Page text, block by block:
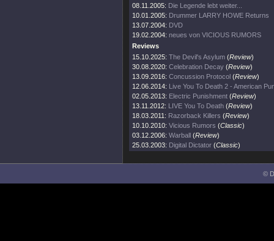
08.11.2005: Die Legende lebt weiter...
10.01.2005: Drummer LARRY HOWE Returns
13.07.2004: DVD
19.02.2004: neues von VICIOUS RUMORS
Reviews
15.10.2025: The Devil's Asylum (Review)
30.08.2020: Celebration Decay (Review)
13.09.2016: Concussion Protocol (Review)
12.06.2014: Live You To Death 2 - American
02.05.2013: Electric Punishment (Review)
13.11.2012: LIVE You To Death (Review)
18.03.2011: Razorback Killers (Review)
10.10.2010: Vicious Rumors (Classic)
03.12.2006: Warball (Review)
25.03.2003: Digital Dictator (Classic)
©